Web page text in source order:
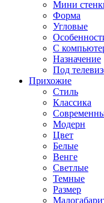
Мини
Форма
Угловые
С
Назначение
Под
Прихожие
Стиль
Классика
Модерн
Цвет
Белые
Венге
Светлые
Темные
Размер